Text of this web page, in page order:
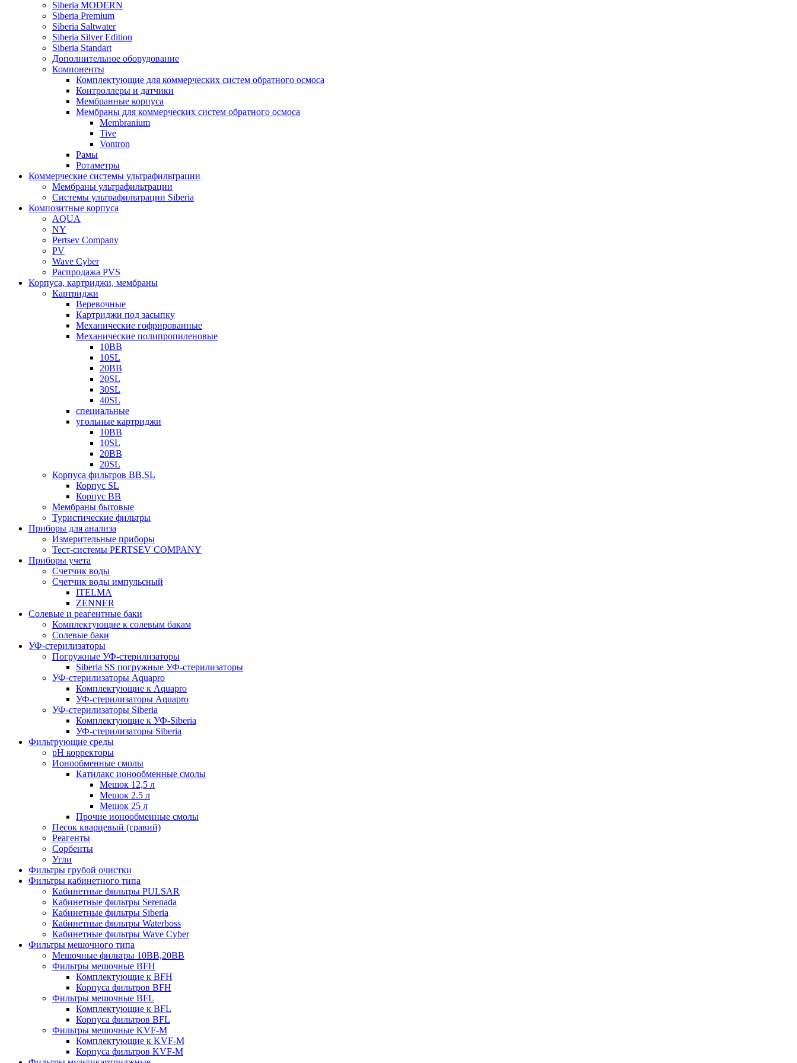
Siberia MODERN
Siberia Premium
Siberia Saltwater
Siberia Silver Edition
Siberia Standart
Дополнительное оборудование
Компоненты
Комплектующие для коммерческих систем обратного осмоса
Контроллеры и датчики
Мембранные корпуса
Мембраны для коммерческих систем обратного осмоса
Membranium
Tive
Vontron
Рамы
Ротаметры
Коммерческие системы ультрафильтрации
Мембраны ультрафильтрации
Системы ультрафильтрации Siberia
Композитные корпуса
AQUA
NY
Pertsev Company
PV
Wave Cyber
Распродажа PVS
Корпуса, картриджи, мембраны
Картриджи
Веревочные
Картриджи под засыпку
Механические гофрированные
Механические полипропиленовые
10BB
10SL
20BB
20SL
30SL
40SL
специальные
угольные картриджи
10BB
10SL
20BB
20SL
Корпуса фильтров BB,SL
Корпус SL
Корпус ВВ
Мембраны бытовые
Туристические фильтры
Приборы для анализа
Измерительные приборы
Тест-системы PERTSEV COMPANY
Приборы учета
Счетчик воды
Счетчик воды импульсный
ITELMA
ZENNER
Солевые и реагентные баки
Комплектующие к солевым бакам
Солевые баки
УФ-стерилизаторы
Погружные УФ-стерилизаторы
Siberia SS погружные УФ-стерилизаторы
УФ-стерилизаторы Aquapro
Комплектующие к Aquapro
УФ-стерилизаторы Aquapro
УФ-стерилизаторы Siberia
Комплектующие к УФ-Siberia
УФ-стерилизаторы Siberia
Фильтрующие среды
pH корректоры
Ионообменные смолы
Катилакс ионообменные смолы
Мешок 12,5 л
Мешок 2.5 л
Мешок 25 л
Прочие ионообменные смолы
Песок кварцевый (гравий)
Реагенты
Сорбенты
Угли
Фильтры грубой очистки
Фильтры кабинетного типа
Кабинетные фильтры PULSAR
Кабинетные фильтры Serenada
Кабинетные фильтры Siberia
Кабинетные фильтры Waterboss
Кабинетные фильтры Wave Cyber
Фильтры мешочного типа
Мешочные фильтры 10ВВ,20ВВ
Фильтры мешочные BFH
Комплектующие к BFH
Корпуса фильтров BFH
Фильтры мешочные BFL
Комплектующие к BFL
Корпуса фильтров BFL
Фильтры мешочные KVF-M
Комплектующие к KVF-M
Корпуса фильтров KVF-M